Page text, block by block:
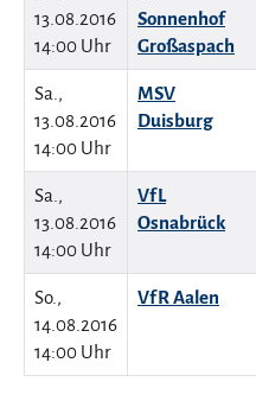
13.08.2016
14:00 Uhr
Sonnenhof
Großaspach
Sa.,
13.08.2016
14:00 Uhr
MSV
Duisburg
Sa.,
13.08.2016
14:00 Uhr
VfL
Osnabrück
So.,
14.08.2016
14:00 Uhr
VfR Aalen